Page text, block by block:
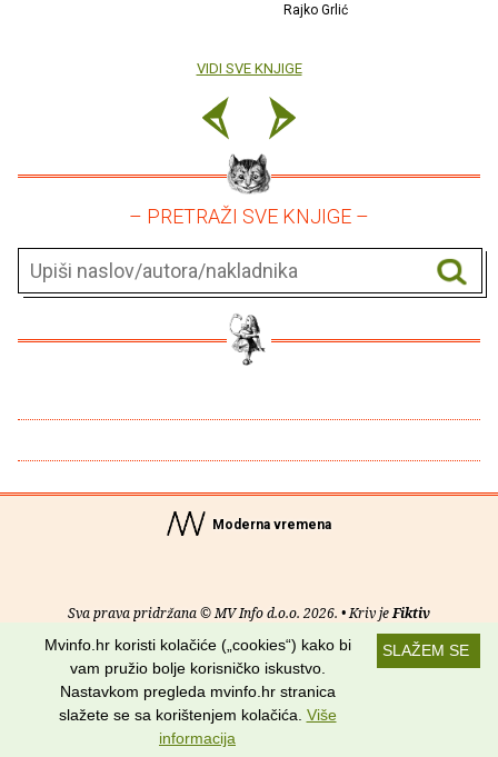
Rajko Grlić
VIDI SVE KNJIGE
– PRETRAŽI SVE KNJIGE –
Moderna vremena
Sva prava pridržana © MV Info d.o.o. 2026. • Kriv jeFiktiv
O nama• Pomoć• Uvjeti korištenja•RSS kanali
Potraži nas na:
SLAŽEM SE
Mvinfo.hr koristi kolačiće („cookies“) kako bi
vam pružio bolje korisničko iskustvo.
Nastavkom pregleda mvinfo.hr stranica
slažete se sa korištenjem kolačića. Više
informacija